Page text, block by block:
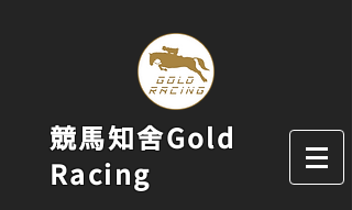
競馬知舍Gold
Racing